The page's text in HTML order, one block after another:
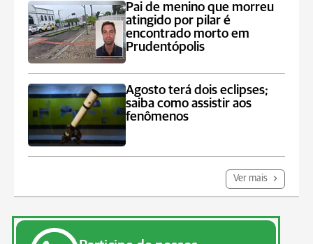
Pai de menino que morreu
atingido por pilar é
encontrado morto em
Prudentópolis
Agosto terá dois eclipses;
saiba como assistir aos
fenômenos
Ver mais